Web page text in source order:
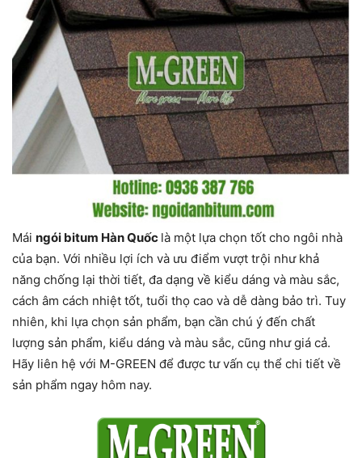
Mái ngói bitum Hàn Quốc là một lựa chọn tốt cho ngôi nhà
của bạn. Với nhiều lợi ích và ưu điểm vượt trội như khả
năng chống lại thời tiết, đa dạng về kiểu dáng và màu sắc,
cách âm cách nhiệt tốt, tuổi thọ cao và dễ dàng bảo trì. Tuy
nhiên, khi lựa chọn sản phẩm, bạn cần chú ý đến chất
lượng sản phẩm, kiểu dáng và màu sắc, cũng như giá cả.
Hãy liên hệ với M-GREEN để được tư vấn cụ thể chi tiết về
sản phẩm ngay hôm nay.